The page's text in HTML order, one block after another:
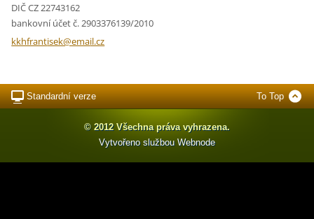
DIČ CZ 22743162
bankovní účet č. 2903376139/2010
kkhfrantisek@email.cz
Standardní verze To Top
© 2012 Všechna práva vyhrazena.
Vytvořeno službou Webnode